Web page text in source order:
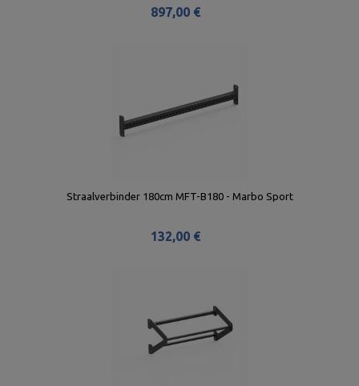
897,00 €
Straalverbinder 180cm MFT-B180 - Marbo Sport
132,00 €